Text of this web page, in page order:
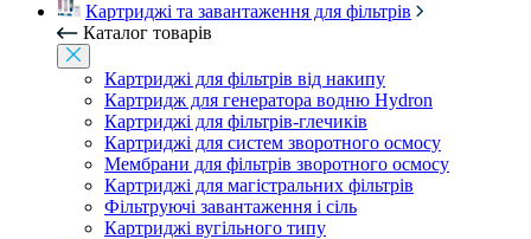
Картриджі та завантаження для фільтрів
Каталог товарів
Картриджі для фільтрів від накипу
Картридж для генератора водню Hydron
Картриджі для фільтрів-глечиків
Картриджі для систем зворотного осмосу
Мембрани для фільтрів зворотного осмосу
Картриджі для магістральних фільтрів
Фільтруючі завантаження і сіль
Картриджі вугільного типу